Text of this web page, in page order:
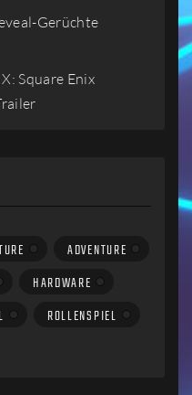
Gerüchte
Square Enix
ADVENTURE
HARDWARE
ROLLENSPIEL